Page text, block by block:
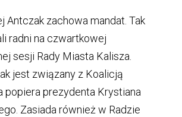
Antczak zachowa mandat. Tak
radni na czwartkowej
sesji Rady Miasta Kalisza.
jest związany z Koalicją
popiera prezydenta Krystiana
Zasiada również w Radzie